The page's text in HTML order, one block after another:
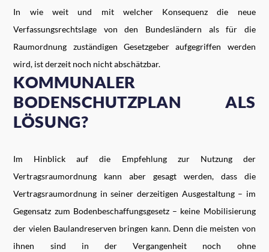
In wie weit und mit welcher Konsequenz die neue
Verfassungsrechtslage von den Bundesländern als für die
Raumordnung zuständigen Gesetzgeber aufgegriffen werden
wird, ist derzeit noch nicht abschätzbar.
KOMMUNALER
BODENSCHUTZPLAN ALS
LÖSUNG?
Im Hinblick auf die Empfehlung zur Nutzung der
Vertragsraumordnung kann aber gesagt werden, dass die
Vertragsraumordnung in seiner derzeitigen Ausgestaltung – im
Gegensatz zum Bodenbeschaffungsgesetz – keine Mobilisierung
der vielen Baulandreserven bringen kann. Denn die meisten von
ihnen sind in der Vergangenheit noch ohne